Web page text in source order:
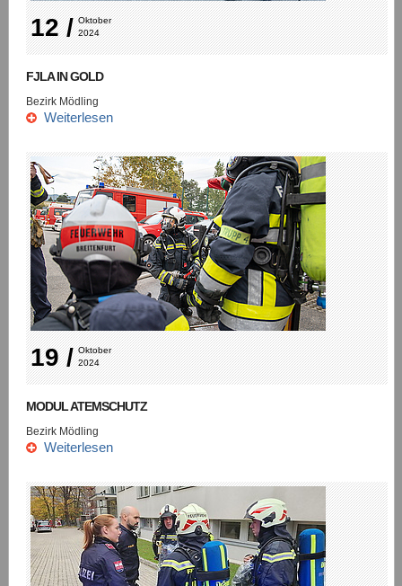
12 / Oktober
2024
FJLA IN GOLD
Bezirk Mödling
Weiterlesen
19 / Oktober
2024
MODUL ATEMSCHUTZ
Bezirk Mödling
Weiterlesen